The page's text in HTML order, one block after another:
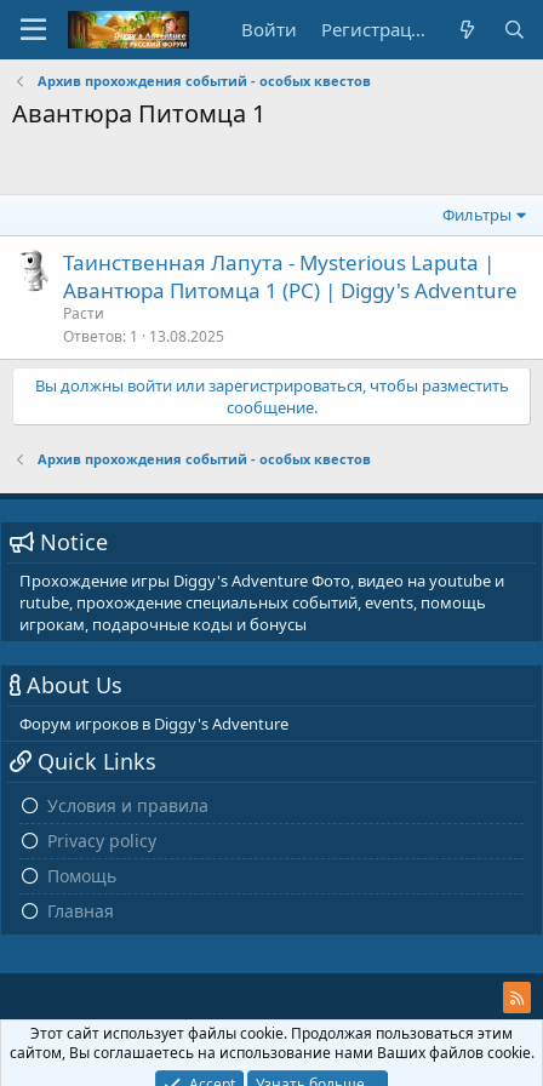
Войти Регистрация
Архив прохождения событий - особых квестов
Авантюра Питомца 1
Фильтры
Таинственная Лапута - Mysterious Laputa |
Авантюра Питомца 1 (PC) | Diggy's Adventure
Расти
Ответов 1 13.08.2025
Вы должны войти или зарегистрироваться, чтобы разместить
сообщение.
Архив прохождения событий - особых квестов
Notice
Прохождение игры Diggy's Adventure Фото, видео на youtube и
rutube, прохождение специальных событий, events, помощь
игрокам, подарочные коды и бонусы
About Us
Форум игроков в Diggy's Adventure
Quick Links
Условия и правила
Privacy policy
Помощь
Главная
Этот сайт использует файлы cookie. Продолжая пользоваться этим
сайтом, Вы соглашаетесь на использование нами Ваших файлов cookie.